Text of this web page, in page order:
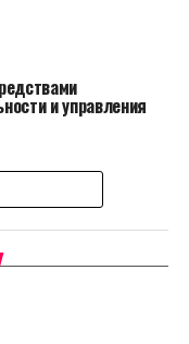
и управления